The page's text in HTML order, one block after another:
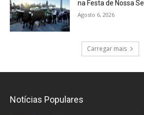
na Festa de Nossa
Agosto 6, 2026
Carregar mais
Notícias Populares